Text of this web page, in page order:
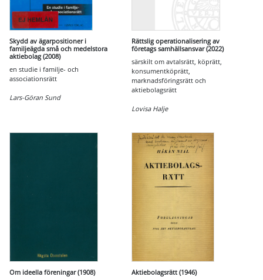
Skydd av ägarpositioner i
familjeägda små och medelstora
aktiebolag (2008)
en studie i familje- och
associationsrätt
Lars-Göran Sund
Rättslig operationalisering av
företags samhällsansvar (2022)
särskilt om avtalsrätt, köprätt,
konsumentköprätt,
marknadsföringsrätt och
aktiebolagsrätt
Lovisa Halje
Om ideella föreningar (1908)
Aktiebolagsrätt (1946)